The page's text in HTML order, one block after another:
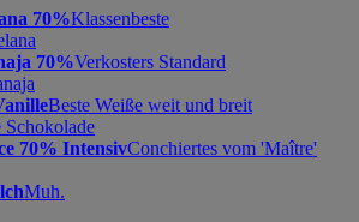
70%Klassenbeste
70%Verkosters Standard
Beste Weiße weit und breit
70% IntensivConchiertes vom 'Maître'
Muh.